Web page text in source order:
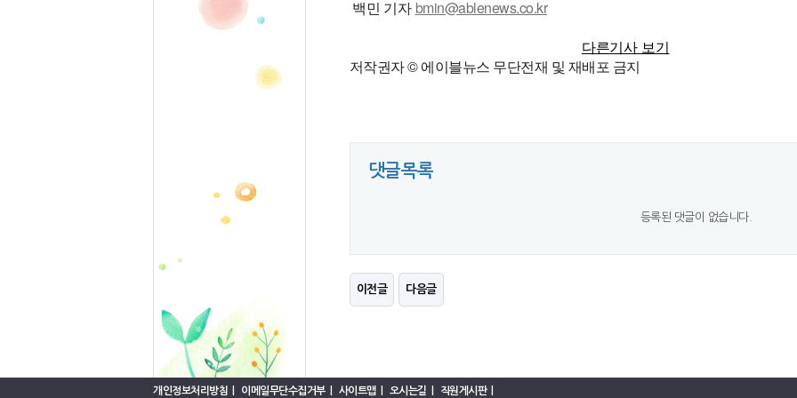
백민 기자 bmin@ablenews.co.kr
다른기사 보기
저작권자 © 에이블뉴스 무단전재 및 재배포 금지
댓글목록
등록된 댓글이 없습니다.
이전글 다음글
개인정보처리방침 이메일무단수집거부| 사이트맵| 오시는길 직원게시판|